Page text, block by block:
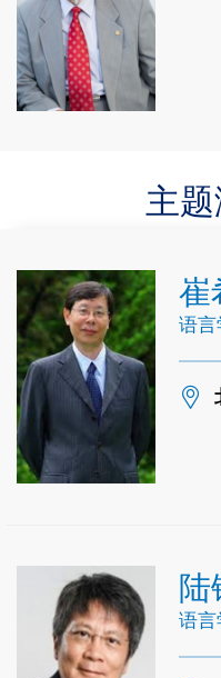
主
崔
语
陆
语